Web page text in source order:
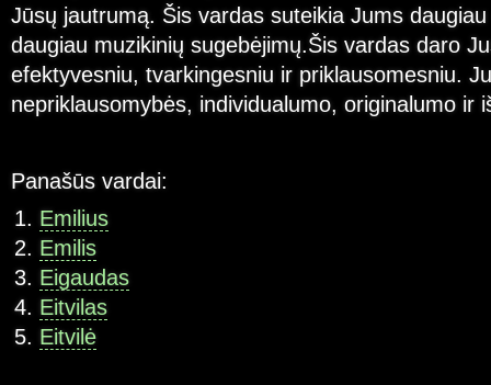
Jūsų jautrumą. Šis vardas suteikia Jums
daugiau muzikinių sugebėjimų.Šis vardas daro
efektyvesniu, tvarkingesniu ir priklausomesniu.
nepriklausomybės, individualumo, originalumo ir
Panašūs vardai:
Emilius
Emilis
Eigaudas
Eitvilas
Eitvilė